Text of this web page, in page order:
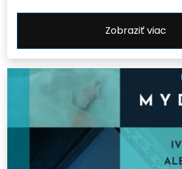
Zobraziť viac